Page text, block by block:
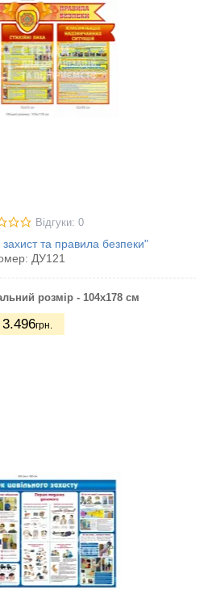
Відгуки: 0
та правила безпеки"
ДУ121
розмір - 104х178 см
3.496грн.